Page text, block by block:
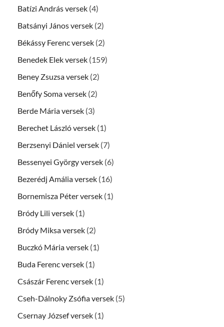
Batízi András versek (4)
Batsányi János versek (2)
Békássy Ferenc versek (2)
Benedek Elek versek (159)
Beney Zsuzsa versek (2)
Benőfy Soma versek (2)
Berde Mária versek (3)
Berechet László versek (1)
Berzsenyi Dániel versek (7)
Bessenyei György versek (6)
Bezerédj Amália versek (16)
Bornemisza Péter versek (1)
Bródy Lili versek (1)
Bródy Miksa versek (2)
Buczkó Mária versek (1)
Buda Ferenc versek (1)
Császár Ferenc versek (1)
Cseh-Dálnoky Zsófia versek (5)
Csernay József versek (1)